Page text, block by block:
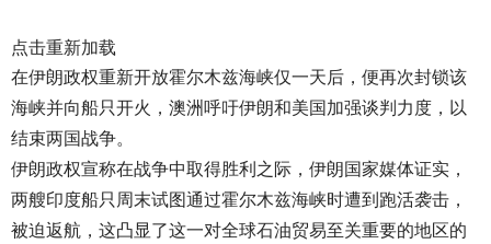
点击重新加载
在伊朗政权重新开放霍尔木兹海峡仅一天后，便再次封锁该
海峡并向船只开火，澳洲呼吁伊朗和美国加强谈判力度，以
结束两国战争。
伊朗政权宣称在战争中取得胜利之际，伊朗国家媒体证实，
两艘印度船只周末试图通过霍尔木兹海峡时遭到跑活袭击，
被迫返航，这凸显了这一对全球石油贸易至关重要的地区的